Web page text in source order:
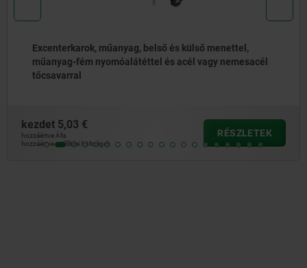
Excenterkarokok, alumínium, belső és külső menettel,
műanyag-fém nyomólemezzel és acél vagy nemesacél
tőcsavarral
kezdet5,71 €
hozzáértve Áfa
hozzáértve szállítási költségek
RÉSZLETEK